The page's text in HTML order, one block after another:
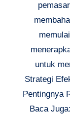
untuk
Strategi
Pentingnya
Baca